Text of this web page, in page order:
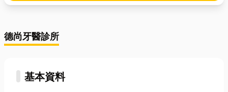
德尚牙醫診所
基本資料